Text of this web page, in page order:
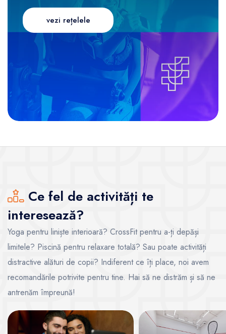
vezi rețelele
Ce fel de activități te
interesează?
Yoga pentru liniște interioară? CrossFit pentru a-ți depăși
limitele? Piscină pentru relaxare totală? Sau poate activități
distractive alături de copii? Indiferent ce îți place, noi avem
recomandările potrivite pentru tine. Hai să ne distrăm și să ne
antrenăm împreună!